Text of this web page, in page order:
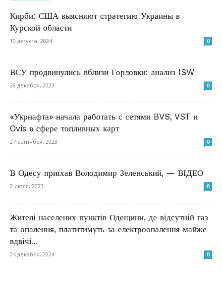
Кирби: США выясняют стратегию Украины в
Курской области
10 августа, 2024 0
ВСУ продвинулись вблизи Горловки: анализ ISW
28 декабря, 2023 0
«Укрнафта» начала работать с сетями BVS, VST и
Ovis в сфере топливных карт
27 сентября, 2023 0
В Одесу приїхав Володимир Зеленський, — ВІДЕО
2 июля, 2023 0
Жителі населених пунктів Одещини, де відсутній газ
та опалення, платитимуть за електроопалення майже
вдвічі...
24 декабря, 2024 0